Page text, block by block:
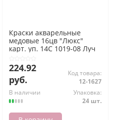
Краски акварельные
медовые 16цв "Люкс"
карт. уп. 14С 1019-08 Луч
224.92
руб.
Код товара:
12-1627
В наличии
Упаковка:
24 шт.